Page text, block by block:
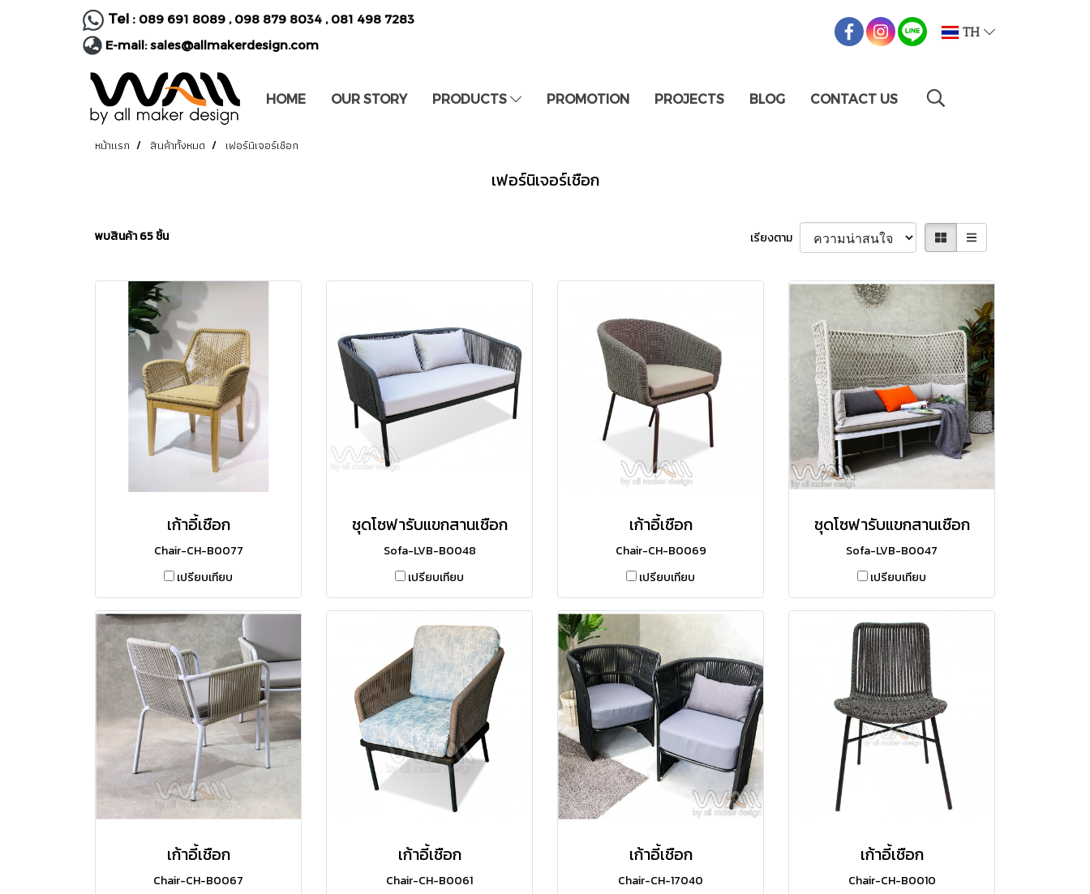
Tel : 089 691 8089 , 098 879 8034 , 081 498 7283
E-mail:sales@allmakerdesign.com
TH
HOME OUR STORY PRODUCTS PROMOTION PROJECTS BLOG CONTACT US
หน้าแรก สินค้าทั้งหมด เฟอร์นิเจอร์เชือก
เฟอร์นิเจอร์เชือก
พบสินค้า 65 ชิ้น เรียงตาม
เก้าอี้เชือก
Chair-CH-B0077
เปรียบเทียบ
ชุดโซฟารับแขกสานเชือก
Sofa-LVB-B0048
เปรียบเทียบ
เก้าอี้เชือก
Chair-CH-B0069
เปรียบเทียบ
ชุดโซฟารับแขกสานเชือก
Sofa-LVB-B0047
เปรียบเทียบ
เก้าอี้เชือก
Chair-CH-B0067
เก้าอี้เชือก
Chair-CH-B0061
เก้าอี้เชือก
Chair-CH-17040
เก้าอี้เชือก
Chair-CH-B0010